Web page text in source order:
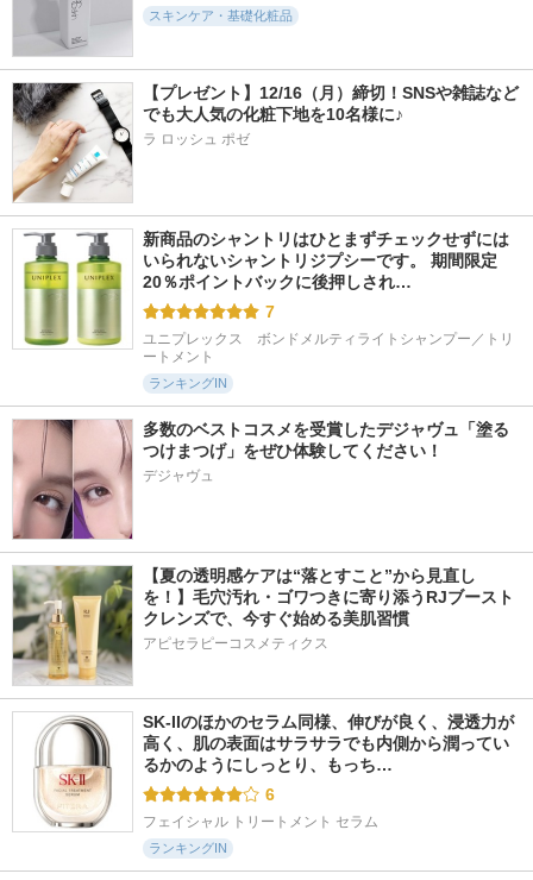
スキンケア・基礎化粧品
【プレゼント】12/16（月）締切！SNSや雑誌など
でも大人気の化粧下地を10名様に♪
ラ ロッシュ ポゼ
新商品のシャントリはひとまずチェックせずには
いられないシャントリジプシーです。 期間限定
20％ポイントバックに後押しされ…
7
ユニプレックス　ボンドメルティライトシャンプー／トリ
ートメント
ランキングIN
多数のベストコスメを受賞したデジャヴュ「塗る
つけまつげ」をぜひ体験してください！
デジャヴュ
【夏の透明感ケアは“落とすこと”から見直し
を！】毛穴汚れ・ゴワつきに寄り添うRJブースト
クレンズで、今すぐ始める美肌習慣
アピセラピーコスメティクス
SK-IIのほかのセラム同様、伸びが良く、浸透力が
高く、肌の表面はサラサラでも内側から潤ってい
るかのようにしっとり、もっち…
6
フェイシャル トリートメント セラム
ランキングIN